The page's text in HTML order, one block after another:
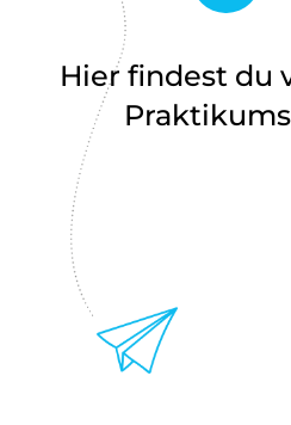
Hier findest du